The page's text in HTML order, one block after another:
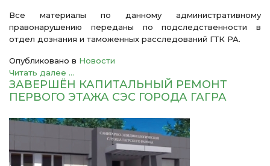
Все материалы по данному административному
правонарушению переданы по подследственности в
отдел дознания и таможенных расследований ГТК РА.
Опубликовано в Новости
Читать далее ...
ЗАВЕРШЁН КАПИТАЛЬНЫЙ РЕМОНТ
ПЕРВОГО ЭТАЖА СЭС ГОРОДА ГАГРА